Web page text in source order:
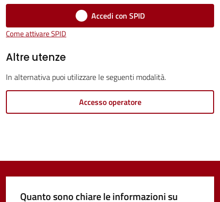
Castel
Guelfo
online
Accedi con SPID
Come attivare SPID
Altre utenze
In alternativa puoi utilizzare le seguenti modalità.
Accesso operatore
Quanto sono chiare le informazioni su